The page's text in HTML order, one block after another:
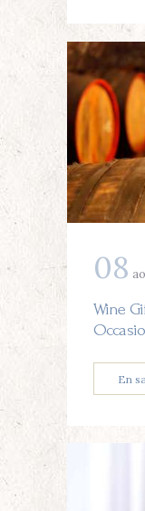
08
Wine
En